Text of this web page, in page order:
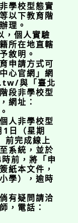
學校型態實
以下教育階
理。
，個人實驗
所在地直轄
敘明。
申請方式可
心官網」網
與「臺北
段非學校型
網址：
人非學校型
1日（星期
前完成線上
系統，並於
前，將「申
紙本文件，
學），逾時
有疑問請洽
，電話：